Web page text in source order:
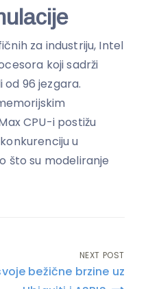
za industriju, Intel
koji sadrži
96 jezgara.
CPU-i postižu
u
što su modeliranje
NEXT POST
bežične brzine uz